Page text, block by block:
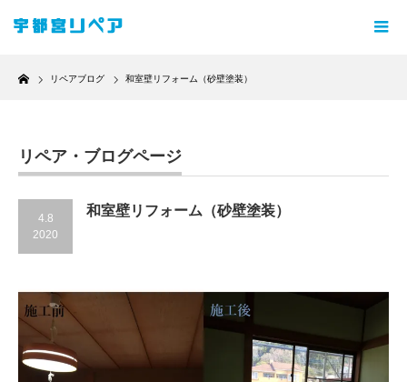
Home
リペアブログ 和室壁リフォーム（砂壁塗装）
リペア・ブログページ
4.8
2020
和室壁リフォーム（砂壁塗装）